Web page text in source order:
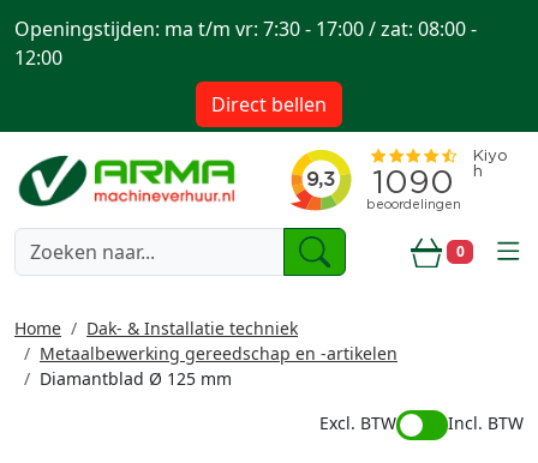
0
Openingstijden: ma t/m vr: 7:30 - 17:00 / zat: 08:00 -
12:00
Direct bellen
Home
Dak- & Installatie techniek
Metaalbewerking gereedschap en -artikelen
Diamantblad Ø 125 mm
Excl. BTW
Incl. BTW